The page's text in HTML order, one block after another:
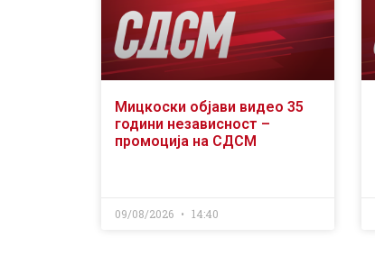
Мицкоски објави видео 35
години независност –
промоција на СДСМ
09/08/2026 14:40